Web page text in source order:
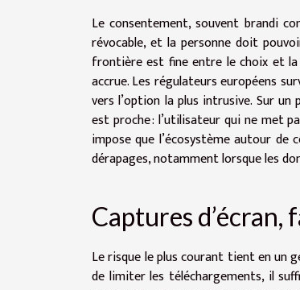
Le consentement, souvent brandi
révocable, et la personne doit
frontière est fine entre le choix et la
accrue. Les régulateurs européens
vers l’option la plus intrusive. Sur
est proche : l’utilisateur qui ne met
impose que l’écosystème autour
dérapages, notamment lorsque les
Captures d’écran,
Le risque le plus courant tient en un
de limiter les téléchargements, il